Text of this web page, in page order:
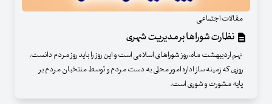
مقالات اجتماعی
نظارت شوراها بر مدیریت شهری
نهم اردیبهشت ماه، روز شوراهای اسلامی است و این روز را باید روز مردم دانست،
روزی که زمینه ساز اداره امور محلی به دست مردم و توسط منتخبان مردم بر
پایه مشورت و شوری است.